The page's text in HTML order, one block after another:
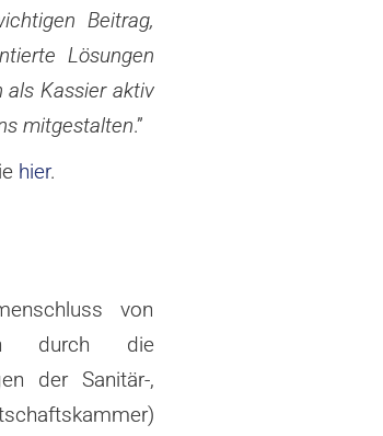
Beitrag,
Lösungen
als Kassier aktiv
mitgestalten.”
hier.
von
durch die
der Sanitär-,